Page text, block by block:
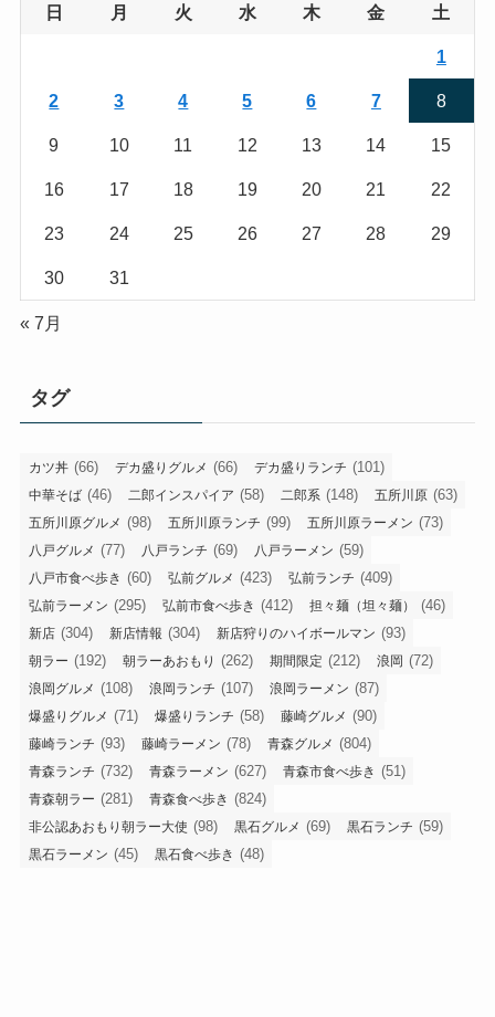
日 月 火 水 木 金 土
1
2 3 4 5 6 7 8
9 10 11 12 13 14 15
16 17 18 19 20 21 22
23 24 25 26 27 28 29
30 31
« 7月
タグ
カツ丼 (66) デカ盛りグルメ (66) デカ盛りランチ (101)
中華そば (46) 二郎インスパイア (58) 二郎系 (148) 五所川原 (63)
五所川原グルメ (98) 五所川原ランチ (99) 五所川原ラーメン (73)
八戸グルメ (77) 八戸ランチ (69) 八戸ラーメン (59)
八戸市食べ歩き (60) 弘前グルメ (423) 弘前ランチ (409)
弘前ラーメン (295) 弘前市食べ歩き (412) 担々麺（坦々麺） (46)
新店 (304) 新店情報 (304) 新店狩りのハイボールマン (93)
朝ラー (192) 朝ラーあおもり (262) 期間限定 (212) 浪岡 (72)
浪岡グルメ (108) 浪岡ランチ (107) 浪岡ラーメン (87)
爆盛りグルメ (71) 爆盛りランチ (58) 藤崎グルメ (90)
藤崎ランチ (93) 藤崎ラーメン (78) 青森グルメ (804)
青森ランチ (732) 青森ラーメン (627) 青森市食べ歩き (51)
青森朝ラー (281) 青森食べ歩き (824)
非公認あおもり朝ラー大使 (98) 黒石グルメ (69) 黒石ランチ (59)
黒石ラーメン (45) 黒石食べ歩き (48)